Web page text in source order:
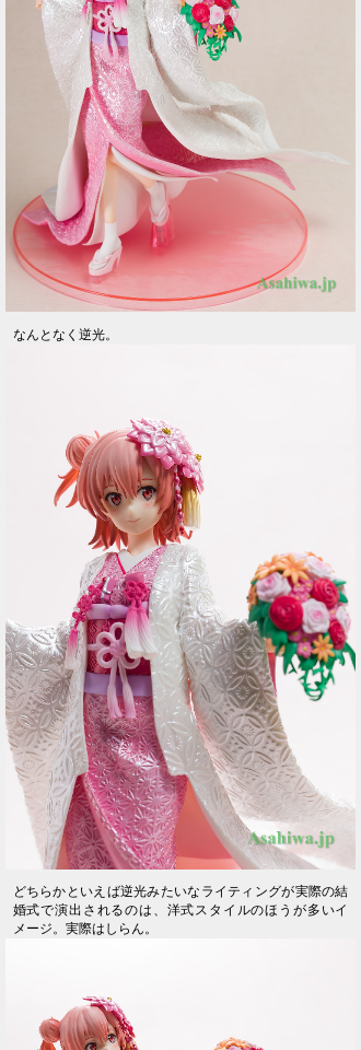
なんとなく逆光。
どちらかといえば逆光みたいなライティングが実際の結
婚式で演出されるのは、洋式スタイルのほうが多いイ
メージ。実際はしらん。